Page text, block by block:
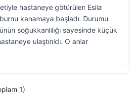
hastaneye götürülen Esila
kanamaya başladı. Durumu
soğukkanlılığı sayesinde küçük
ulaştırıldı. O anlar
1)